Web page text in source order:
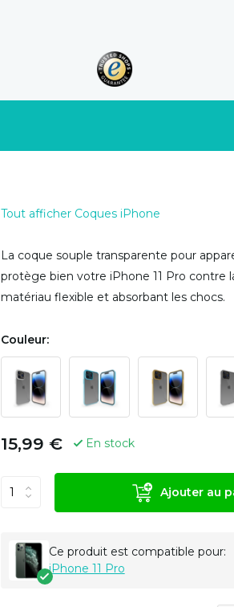
Tout afficher Coques iPhone
La coque souple transparente pour
protège bien votre iPhone 11 Pro contre
matériau flexible et absorbant les chocs.
Couleur:
15,99 € En stock
Ajouter au
Ce produit est compatible pour:
iPhone 11 Pro